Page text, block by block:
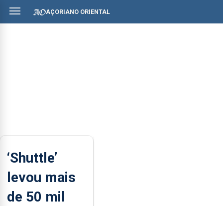
AÇORIANO ORIENTAL
‘Shuttle’
levou mais
de 50 mil